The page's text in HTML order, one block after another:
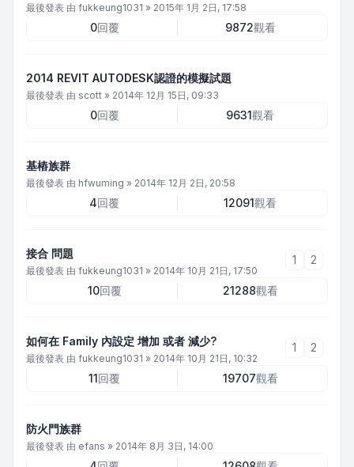
最後發表 由 fukkeung1031 » 2015年 1月 2日, 17:58
0回覆 9872觀看
2014 REVIT AUTODESK認證的模擬試題
最後發表 由 scott » 2014年 12月 15日, 09:33
0回覆 9631觀看
基樁族群
最後發表 由 hfwuming » 2014年 12月 2日, 20:58
4回覆 12091觀看
接合 問題
最後發表 由 fukkeung1031 » 2014年 10月 21日, 17:50
1 2
10回覆 21288觀看
如何在 Family 內設定 增加 或者 減少?
最後發表 由 fukkeung1031 » 2014年 10月 21日, 10:32
1 2
11回覆 19707觀看
防火門族群
最後發表 由 efans » 2014年 8月 3日, 14:00